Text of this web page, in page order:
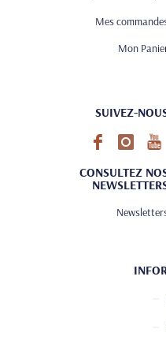
Mes
Mon
SUIVEZ-
CONSULTEZ